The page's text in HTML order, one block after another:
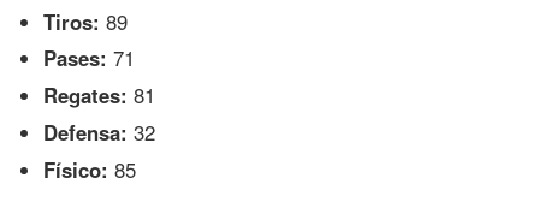
Tiros: 89
Pases: 71
Regates: 81
Defensa: 32
Físico: 85